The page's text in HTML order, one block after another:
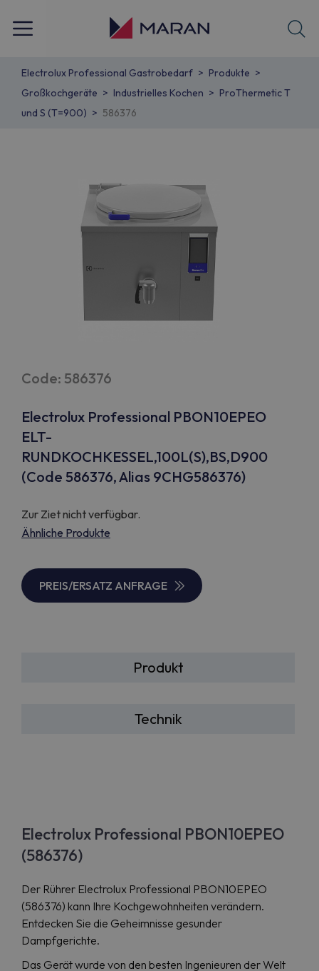
Electrolux Professional Gastrobedarf
Produkte
Großkochgeräte
Industrielles Kochen
ProThermetic T
und S (T=900)
586376
Code: 586376
Electrolux Professional PBON10EPEO
ELT-
RUNDKOCHKESSEL,100L(S),BS,D900
(Code 586376, Alias 9CHG586376)
Zur Ziet nicht verfügbar.
Ähnliche Produkte
PREIS/ERSATZ ANFRAGE
Produkt
Technik
Electrolux Professional PBON10EPEO
(586376)
Der Rührer Electrolux Professional PBON10EPEO
(586376) kann Ihre Kochgewohnheiten verändern.
Entdecken Sie die Geheimnisse gesunder
Dampfgerichte.
Das Gerät wurde von den besten Ingenieuren der Welt